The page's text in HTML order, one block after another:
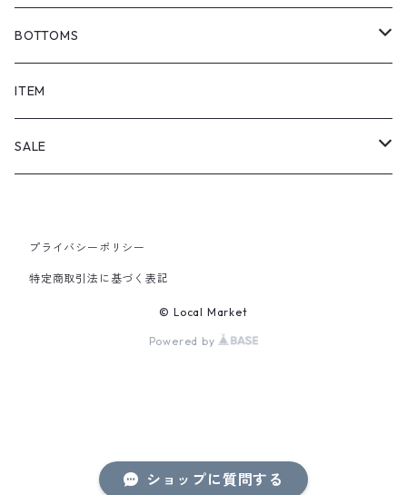
ショップに質問する
BOTTOMS
SHORTS
PANTS
ITEM
SALE
PANTS
プライバシーポリシー
特定商取引法に基づく表記
© Local Market
Powered by